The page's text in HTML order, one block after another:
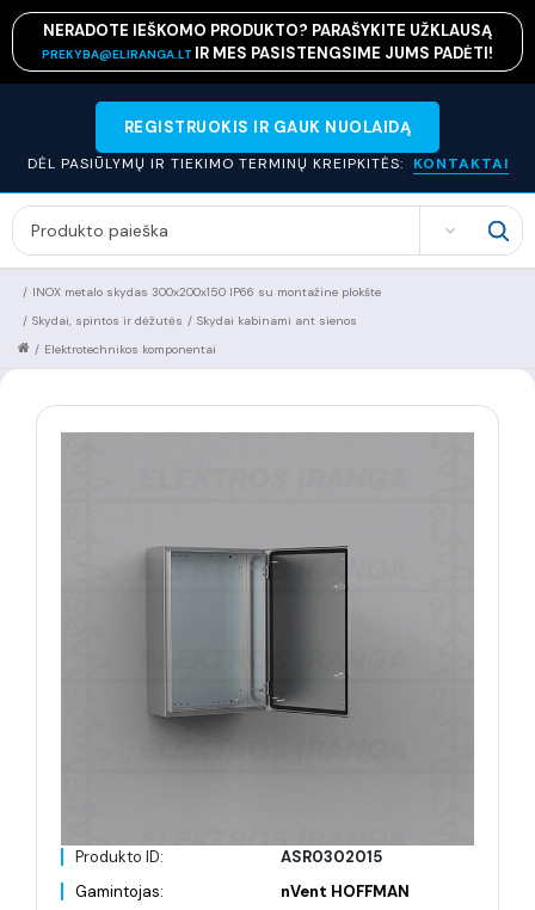
NERADOTE IEŠKOMO PRODUKTO? PARAŠYKITE UŽKLAUSĄ
PREKYBA@ELIRANGA.LT IR MES PASISTENGSIME JUMS PADĖTI!
REGISTRUOKIS IR GAUK NUOLAIDĄ
DĖL PASIŪLYMŲ IR TIEKIMO TERMINŲ KREIPKITĖS: KONTAKTAI
SEARCH
INOX metalo skydas 300x200x150 IP66 su montažine plokšte
/
Skydai kabinami ant sienos
/
Skydai, spintos ir dėžutės
/
Elektrotechnikos komponentai
/
Produkto ID:
ASR0302015
Gamintojas:
nVent HOFFMAN